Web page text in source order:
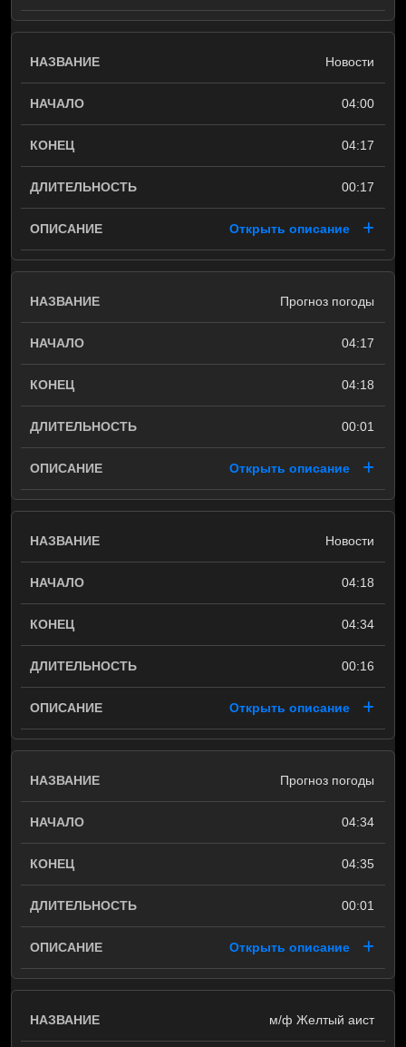
Новости
04:00
04:17
00:17
Открыть описание
Прогноз погоды
04:17
04:18
00:01
Открыть описание
Новости
04:18
04:34
00:16
Открыть описание
Прогноз погоды
04:34
04:35
00:01
Открыть описание
м/ф Желтый аист